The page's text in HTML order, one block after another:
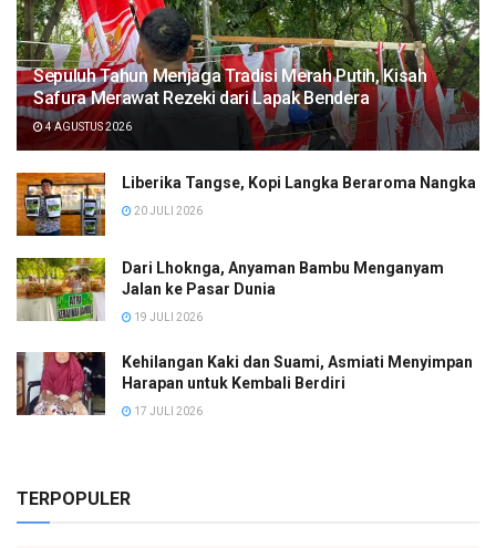
Sepuluh Tahun Menjaga Tradisi Merah Putih, Kisah
Safura Merawat Rezeki dari Lapak Bendera
4 AGUSTUS 2026
Liberika Tangse, Kopi Langka Beraroma Nangka
20 JULI 2026
Dari Lhoknga, Anyaman Bambu Menganyam
Jalan ke Pasar Dunia
19 JULI 2026
Kehilangan Kaki dan Suami, Asmiati Menyimpan
Harapan untuk Kembali Berdiri
17 JULI 2026
TERPOPULER